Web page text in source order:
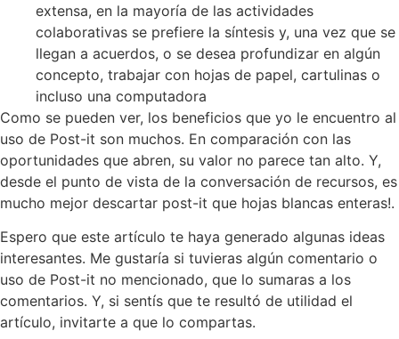
extensa, en la mayoría de las actividades
colaborativas se prefiere la síntesis y, una vez que se
llegan a acuerdos, o se desea profundizar en algún
concepto, trabajar con hojas de papel, cartulinas o
incluso una computadora
Como se pueden ver, los beneficios que yo le encuentro al
uso de Post-it son muchos. En comparación con las
oportunidades que abren, su valor no parece tan alto. Y,
desde el punto de vista de la conversación de recursos, es
mucho mejor descartar post-it que hojas blancas enteras!.
Espero que este artículo te haya generado algunas ideas
interesantes. Me gustaría si tuvieras algún comentario o
uso de Post-it no mencionado, que lo sumaras a los
comentarios. Y, si sentís que te resultó de utilidad el
artículo, invitarte a que lo compartas.